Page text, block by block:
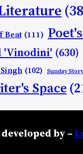
Beat (111)
'Vinodini' (630)
(102) Sunday
Space
by –